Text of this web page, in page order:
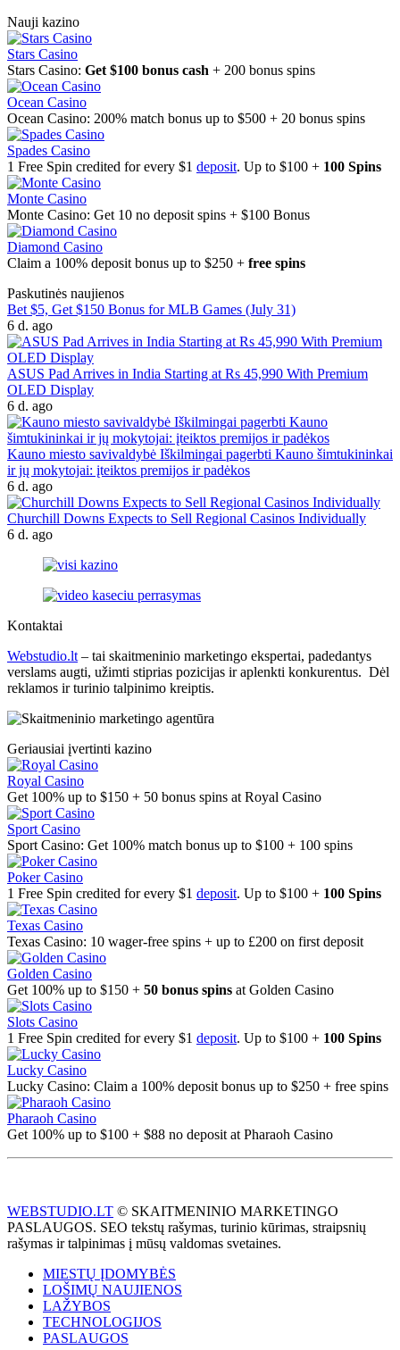
Nauji kazino
Stars Casino
Stars Casino: Get $100 bonus cash + 200 bonus spins
Ocean Casino
Ocean Casino: 200% match bonus up to $500 + 20 bonus spins
Spades Casino
1 Free Spin credited for every $1 deposit. Up to $100 + 100 Spins
Monte Casino
Monte Casino: Get 10 no deposit spins + $100 Bonus
Diamond Casino
Claim a 100% deposit bonus up to $250 + free spins
Paskutinės naujienos
Bet $5, Get $150 Bonus for MLB Games (July 31)
6 d. ago
ASUS Pad Arrives in India Starting at Rs 45,990 With Premium
OLED Display
6 d. ago
Kauno miesto savivaldybė Iškilmingai pagerbti Kauno šimtukininkai
ir jų mokytojai: įteiktos premijos ir padėkos
6 d. ago
Churchill Downs Expects to Sell Regional Casinos Individually
6 d. ago
Kontaktai
Webstudio.lt – tai skaitmeninio marketingo ekspertai, padedantys
verslams augti, užimti stiprias pozicijas ir aplenkti konkurentus. Dėl
reklamos ir turinio talpinimo kreiptis.
Geriausiai įvertinti kazino
Royal Casino
Get 100% up to $150 + 50 bonus spins at Royal Casino
Sport Casino
Sport Casino: Get 100% match bonus up to $100 + 100 spins
Poker Casino
1 Free Spin credited for every $1 deposit. Up to $100 + 100 Spins
Texas Casino
Texas Casino: 10 wager-free spins + up to £200 on first deposit
Golden Casino
Get 100% up to $150 + 50 bonus spins at Golden Casino
Slots Casino
1 Free Spin credited for every $1 deposit. Up to $100 + 100 Spins
Lucky Casino
Lucky Casino: Claim a 100% deposit bonus up to $250 + free spins
Pharaoh Casino
Get 100% up to $100 + $88 no deposit at Pharaoh Casino
WEBSTUDIO.LT © SKAITMENINIO MARKETINGO
PASLAUGOS. SEO tekstų rašymas, turinio kūrimas, straipsnių
rašymas ir talpinimas į mūsų valdomas svetaines.
MIESTŲ ĮDOMYBĖS
LOŠIMŲ NAUJIENOS
LAŽYBOS
TECHNOLOGIJOS
PASLAUGOS